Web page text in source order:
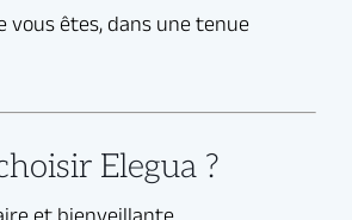
Elegua ?